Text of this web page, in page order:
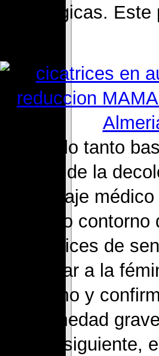
oncológicas.
4. Por lo tanto
causa de la
maquillaje
la ceja o
cicatrices de
decorar a la
mismo y
enfermedad
por consiguiente,